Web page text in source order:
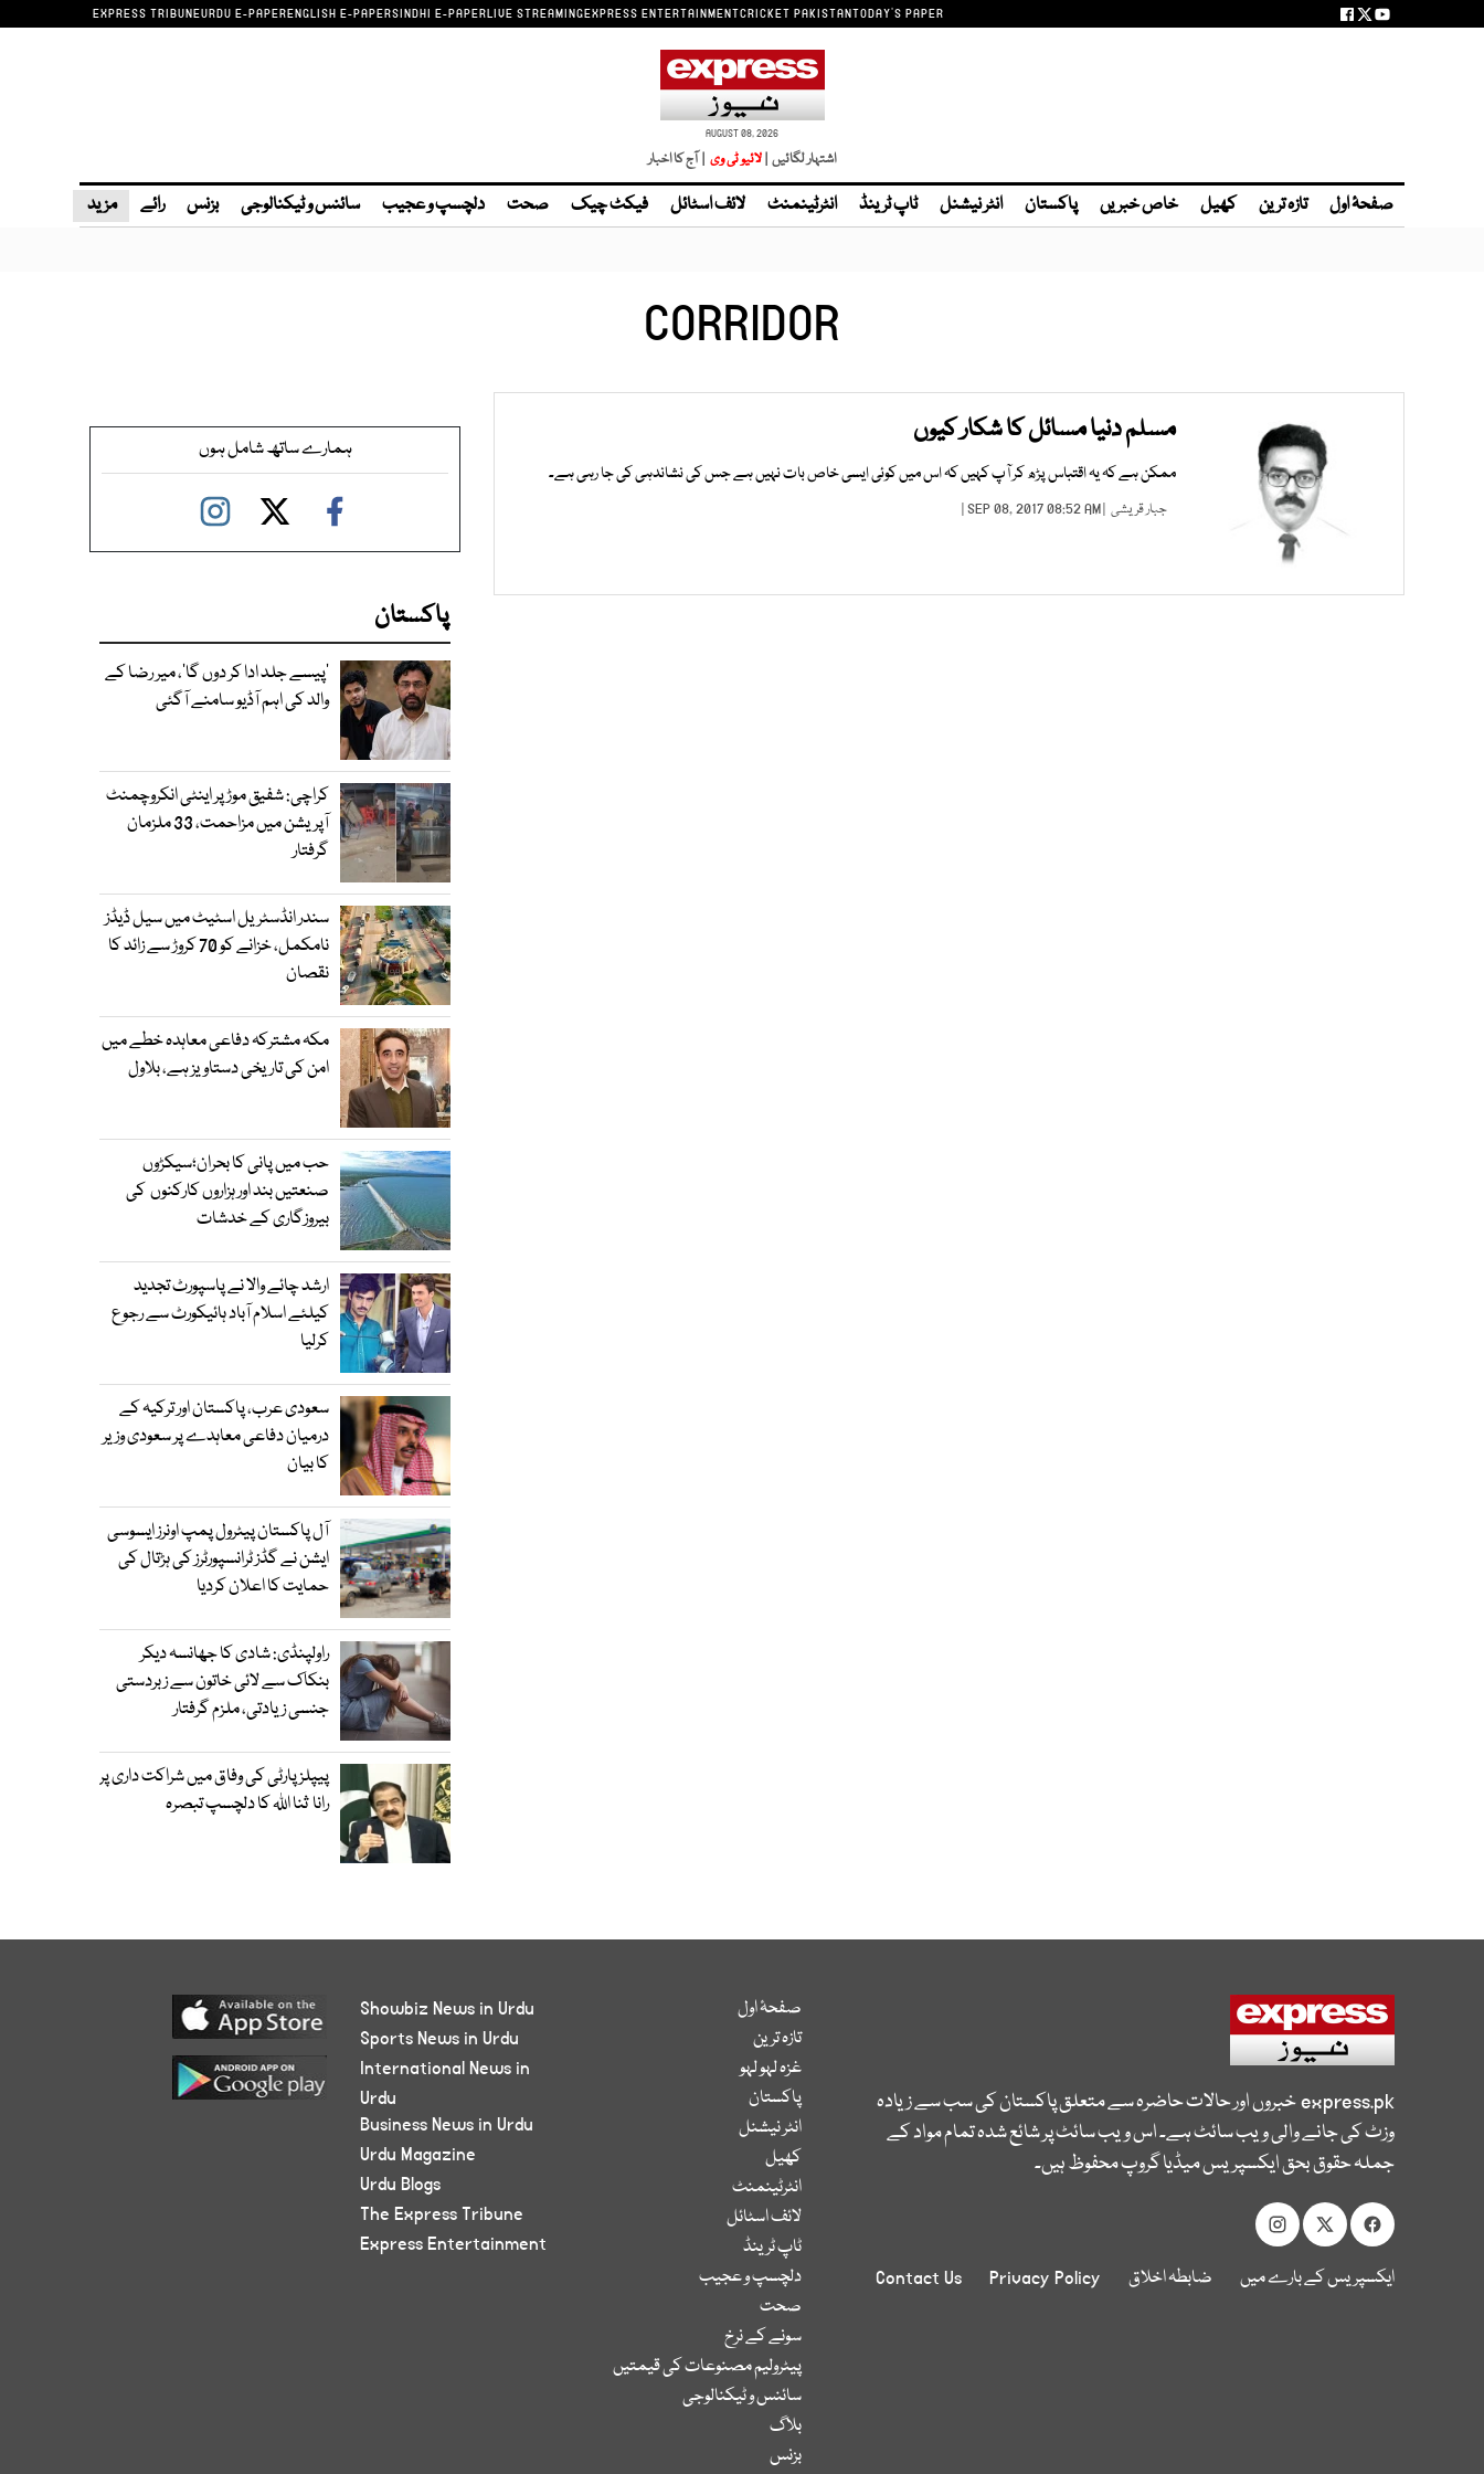
EXPRESS TRIBUNEURDU E-PAPERENGLISH E-PAPERSINDHI E-PAPERLIVE STREAMINGEXPRESS ENTERTAINMENTCRICKET PAKISTANTODAY'S PAPER
AUGUST 08, 2026
اشتہار لگائیں | | آج کا اخبار
صفحۂ اول تازہ ترین کھیل خاص خبریں پاکستان انٹر نیشنل ٹاپ ٹرینڈ انٹرٹینمنٹ لائف اسٹائل فیکٹ چیک صحت دلچسپ و عجیب سائنس و ٹیکنالوجی بزنس رائے مزید
CORRIDOR
مسلم دنیا مسائل کا شکار کیوں
ممکن ہے کہ یہ اقتباس پڑھ کر آپ کہیں کہ اس میں کوئی ایسی خاص بات نہیں ہے جس کی نشاندہی کی جا رہی ہے۔
جبار قریشی | SEP 08, 2017 08:52 AM |
ہمارے ساتھ شامل ہوں
پاکستان
’پیسے جلد ادا کر دوں گا‘، میر رضا کے
والد کی اہم آڈیو سامنے آگئی
کراچی: شفیق موڑ پر اینٹی انکروچمنٹ
آپریشن میں مزاحمت، 33 ملزمان
گرفتار
سندر انڈسٹریل اسٹیٹ میں سیل ڈیڈز
نامکمل، خزانے کو 70 کروڑ سے زائد کا
نقصان
مکہ مشترکہ دفاعی معاہدہ خطے میں
امن کی تاریخی دستاویز ہے، بلاول
حب میں پانی کا بحران؛سیکڑوں
صنعتیں بند اور ہزاروں کارکنوں کی
بیروزگاری کے خدشات
ارشد چائے والا نے پاسپورٹ تجدید
کیلئے اسلام آباد ہائیکورٹ سے رجوع
کرلیا
سعودی عرب، پاکستان اور ترکیہ کے
درمیان دفاعی معاہدے پر سعودی وزیر
کا بیان
آل پاکستان پیٹرول پمپ اونرز ایسوسی
ایشن نے گڈز ٹرانسپورٹرز کی ہڑتال کی
حمایت کا اعلان کردیا
راولپنڈی: شادی کا جھانسہ دیکر
بنکاک سے لائی خاتون سے زبردستی
جنسی زیادتی، ملزم گرفتار
پیپلز پارٹی کی وفاق میں شراکت داری پر
رانا ثنا اللہ کا دلچسپ تبصرہ
express.pkخبروں اور حالات حاضرہ سے متعلق پاکستان کی سب سے زیادہ
وزٹ کی جانے والی ویب سائٹ ہے۔ اس ویب سائٹ پر شائع شدہ تمام مواد کے
جملہ حقوق بحق ایکسپریس میڈیا گروپ محفوظ ہیں۔
ایکسپریس کے بارے میں ضابطہ اخلاق Privacy Policy
Contact Us
صفحۂ اول
تازہ ترین
غزہ لہو لہو
پاکستان
انٹر نیشنل
کھیل
انٹرٹینمنٹ
لائف اسٹائل
ٹاپ ٹرینڈ
دلچسپ و عجیب
صحت
سونے کے نرخ
پیٹرولیم مصنوعات کی قیمتیں
سائنس و ٹیکنالوجی
بلاگ
بزنس
Showbiz News in Urdu
Sports News in Urdu
International News in
Urdu
Business News in Urdu
Urdu Magazine
Urdu Blogs
The Express Tribune
Express Entertainment